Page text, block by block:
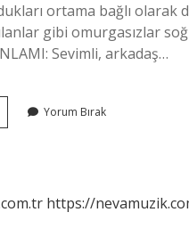
ortama bağlı
gibi omurgasızlar
Sevimli, arkadaş…
Yorum Bırak
https://